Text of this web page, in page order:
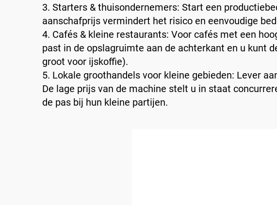
3. Starters & thuisondernemers: Start een
aanschafprijs vermindert het risico en eenvoudige
4. Cafés & kleine restaurants: Voor cafés met een
past in de opslagruimte aan de achterkant en u kunt
groot voor ijskoffie).
5. Lokale groothandels voor kleine gebieden: Lever
De lage prijs van de machine stelt u in staat
de pas bij hun kleine partijen.